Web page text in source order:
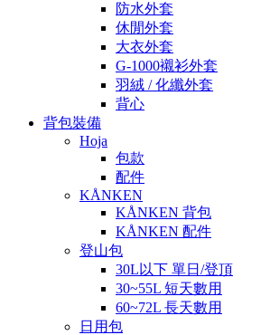
防水外套
休閒外套
大衣外套
G-1000襯衫外套
羽絨 / 化纖外套
背心
背包裝備
Hoja
包款
配件
KÅNKEN
KÅNKEN 背包
KÅNKEN 配件
登山包
30L以下 單日/登頂
30~55L 短天數用
60~72L 長天數用
日用包